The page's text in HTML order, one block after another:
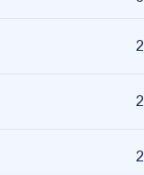
2
2
2